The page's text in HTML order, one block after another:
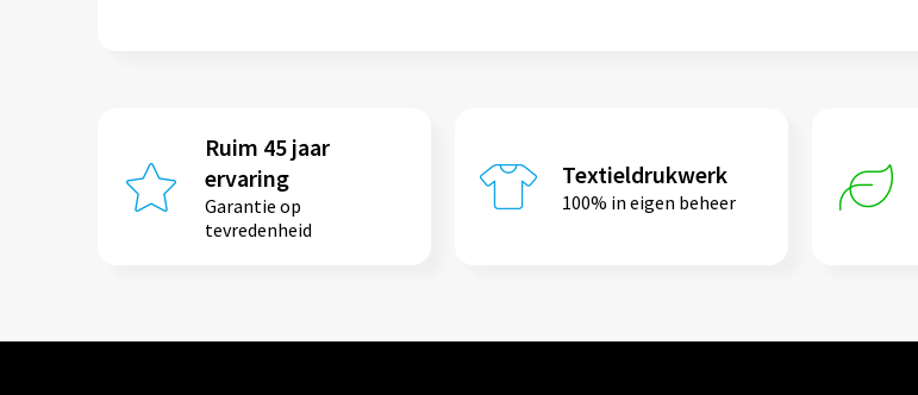
Ruim 45 jaar
ervaring
Garantie op
tevredenheid
Textieldrukwerk
100% in eigen beheer